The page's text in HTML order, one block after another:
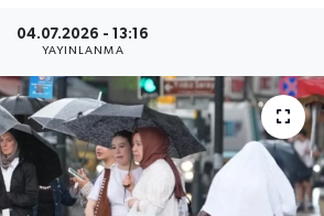
04.07.2026 - 13:16
YAYINLANMA